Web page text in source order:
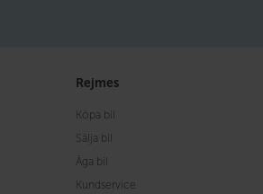
Rejmes
Köpa bil
Sälja bil
Äga bil
Kundservice